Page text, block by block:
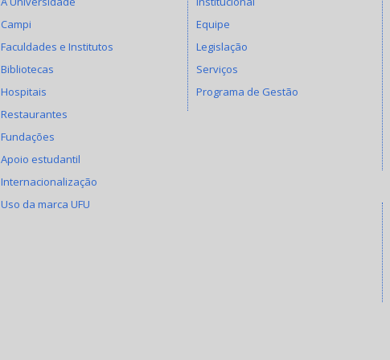
Campi
Faculdades e Institutos
Bibliotecas
Hospitais
Restaurantes
Fundações
Apoio estudantil
Internacionalização
Uso da marca UFU
Equipe
Legislação
Serviços
Programa de Gestão